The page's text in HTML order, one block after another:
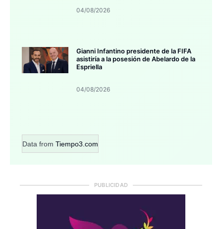
04/08/2026
Gianni Infantino presidente de la FIFA
asistiría a la posesión de Abelardo de la
Espriella
04/08/2026
Data from Tiempo3.com
PUBLICIDAD